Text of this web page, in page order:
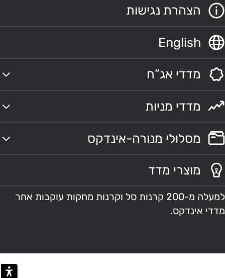
הצהרת נגישות
English
מדדי אג”ח
מדדי מניות
מסלולי מנורה-אינדקס
מוצרי מדד
למעלה מ-200 קרנות סל וקרנות מחקות עוקבות אחר
מדדי אינדקס.